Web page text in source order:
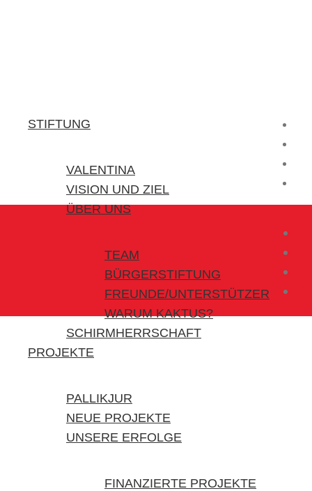
STIFTUNG
VALENTINA
VISION UND ZIEL
ÜBER UNS
TEAM
BÜRGERSTIFTUNG
FREUNDE/UNTERSTÜTZER
WARUM KAKTUS?
SCHIRMHERRSCHAFT
PROJEKTE
PALLIKJUR
NEUE PROJEKTE
UNSERE ERFOLGE
FINANZIERTE PROJEKTE